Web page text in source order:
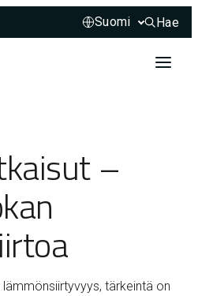
Hae
Hae
–
tärkeintä on